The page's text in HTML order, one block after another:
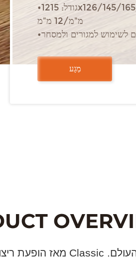
•גודל: 1215x126/145/165/196x7 מ"מ/8 מ"מ/10
מ"מ/12 מ"מ
לשימוש למגורים ולמסחר
שיפוע בכל ארבעת הצדדים
•התקנה ללא דבק
מַגָע
מאז הופעת